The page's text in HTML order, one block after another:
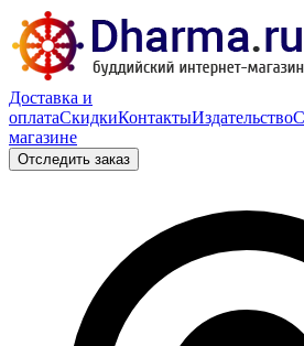
Доставка и
оплатаСкидкиКонтактыИздательство
магазине
Отследить заказ